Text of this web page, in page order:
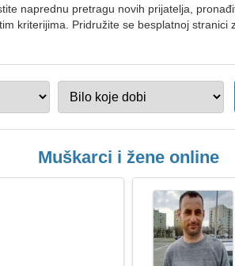
naprednu pretragu novih prijatelja,
kriterijima. Pridružite se besplatnoj stranici
Muškarci i žene online